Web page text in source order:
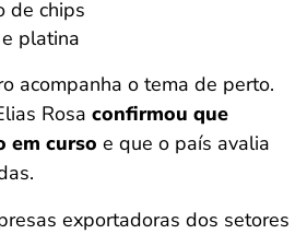
de chips
platina
acompanha o tema de perto.
Rosa confirmou que
em curso e que o país avalia
exportadoras dos setores